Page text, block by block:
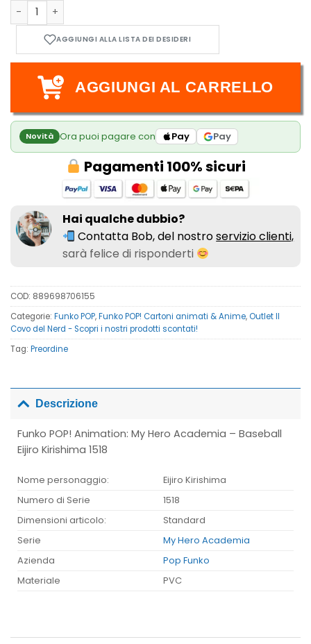
Funko POP! Animation: My Hero Academia - Baseball Eijiro
AGGIUNGI AL CARRELLO
Novità Ora puoi pagare con Pay Pay
Pagamenti 100% sicuri
Hai qualche dubbio?
Contatta Bob, del nostroservizio clienti,
sarà felice di risponderti
COD: 889698706155
Categorie: Funko POP,Funko POP! Cartoni animati & Anime, Outlet Il
Covo del Nerd - Scopri i nostri prodotti scontati!
Tag: Preordine
Descrizione
Funko POP! Animation: My Hero Academia – Baseball
Eijiro Kirishima 1518
Nome personaggio:
Eijiro Kirishima
Numero di Serie
1518
Dimensioni articolo:
Standard
Serie
My Hero Academia
Azienda
Pop Funko
Materiale
PVC